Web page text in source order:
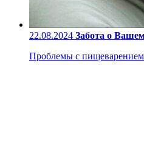
22.08.2024 Забота о
Проблемы с пищеварением